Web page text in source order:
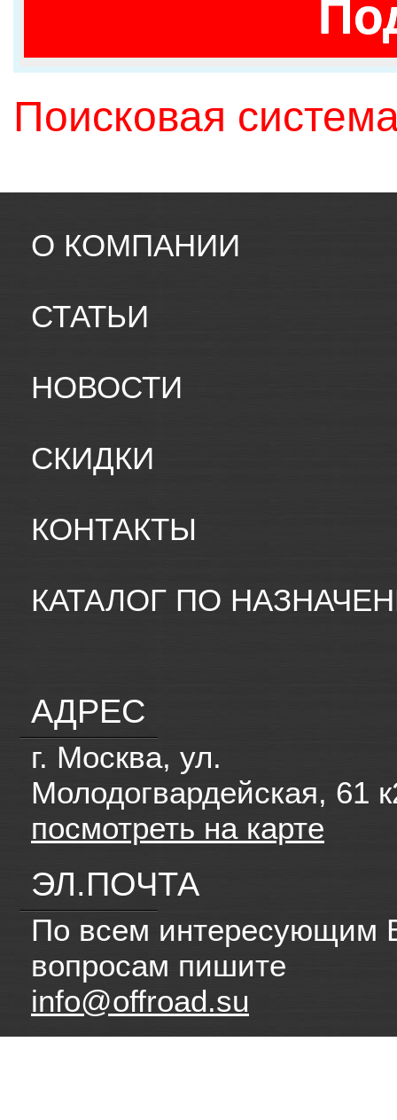
Поисковая
О КОМПАНИИ
СТАТЬИ
НОВОСТИ
СКИДКИ
КОНТАКТЫ
КАТАЛОГ ПО
АДРЕС
г. Москва, ул.
Молодогвардейская, 61
посмотреть на карте
ЭЛ.ПОЧТА
По всем интересующим
вопросам пишите
info@offroad.su